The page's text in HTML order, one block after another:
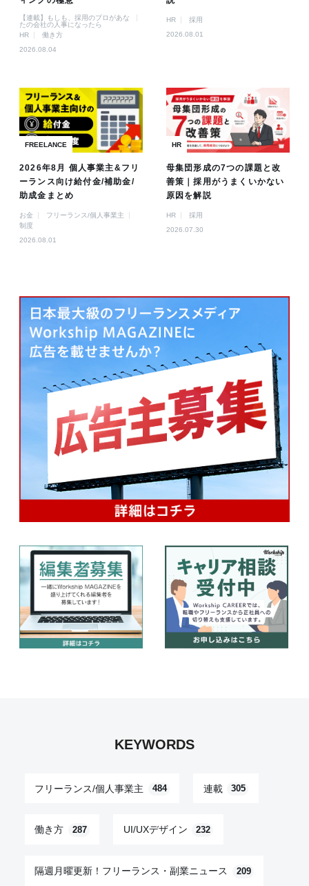
【連載】もしも、採用のプロがあな
たの会社の人事になったら
HR
働き方
2026.08.04
HR
採用
2026.08.01
FREELANCE
2026年8月 個人事業主&フリ
ーランス向け給付金/補助金/
助成金まとめ
お金
フリーランス/個人事業主
制度
2026.08.01
HR
母集団形成の7つの課題と改
善策｜採用がうまくいかない
原因を解説
HR
採用
2026.07.30
KEYWORDS
フリーランス/個人事業主 484 連載 305
働き方 287 UI/UXデザイン 232
隔週月曜更新！フリーランス・副業ニュース 209